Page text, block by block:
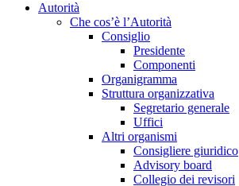
Autorità
Che cos’è l’Autorità
Consiglio
Presidente
Componenti
Organigramma
Struttura organizzativa
Segretario generale
Uffici
Altri organismi
Consigliere giuridico
Advisory board
Collegio dei revisori